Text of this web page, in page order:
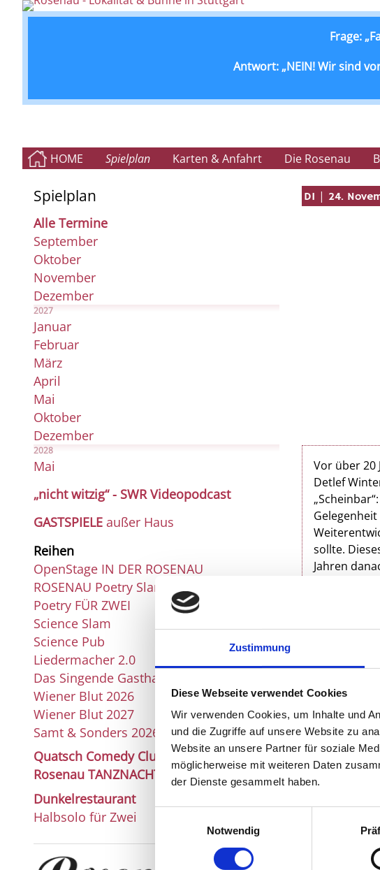
Zustimmung
Diese Webseite verwendet Cookies
Wir verwenden Cookies, um Inhalte und
und die Zugriffe auf unsere Website zu
Website an unsere Partner für soziale
möglicherweise mit weiteren Daten
der Dienste gesammelt haben.
Notwendig
Frage:
Antwort: „NEIN! Wir sind
HOME
Spielplan Karten & Anfahrt Die Rosenau
Spielplan
Alle Termine
September
Oktober
November
Dezember
2027
Januar
Februar
März
April
Mai
Oktober
Dezember
2028
Mai
„nicht witzig“ - SWR Videopodcast
GASTSPIELE außer Haus
Reihen
OpenStage IN DER ROSENAU
ROSENAU Poetry Slam
Poetry FÜR ZWEI
Science Slam
Science Pub
Liedermacher 2.0
Das Singende Gasthaus
Wiener Blut 2026
Wiener Blut 2027
Samt & Sonders 2026
Quatsch Comedy Club
Rosenau TANZNACHT
Dunkelrestaurant
Halbsolo für Zwei
DI | 24.
Vor über 20
Detlef
sollte.
Jahren
neu und
persönliche
Die
vorsichtiger
wird die
gut
Stadt nicht
Die
auftreten
Musiker,
Rosenau
Künstler:in